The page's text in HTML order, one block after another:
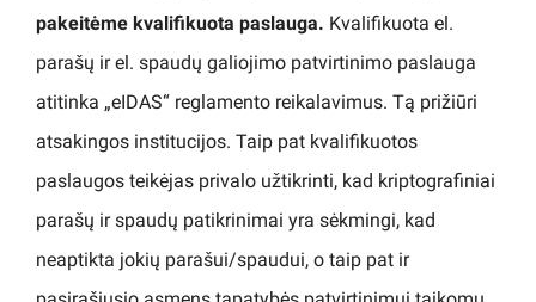
pakeitėme kvalifikuota paslauga. Kvalifikuota el.
parašų ir el. spaudų galiojimo patvirtinimo paslauga
atitinka „eIDAS“ reglamento reikalavimus. Tą prižiūri
atsakingos institucijos. Taip pat kvalifikuotos
paslaugos teikėjas privalo užtikrinti, kad kriptografiniai
parašų ir spaudų patikrinimai yra sėkmingi, kad
neaptikta jokių parašui/spaudui, o taip pat ir